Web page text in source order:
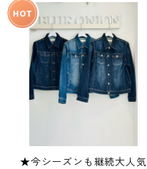
★今シーズンも継続大人気